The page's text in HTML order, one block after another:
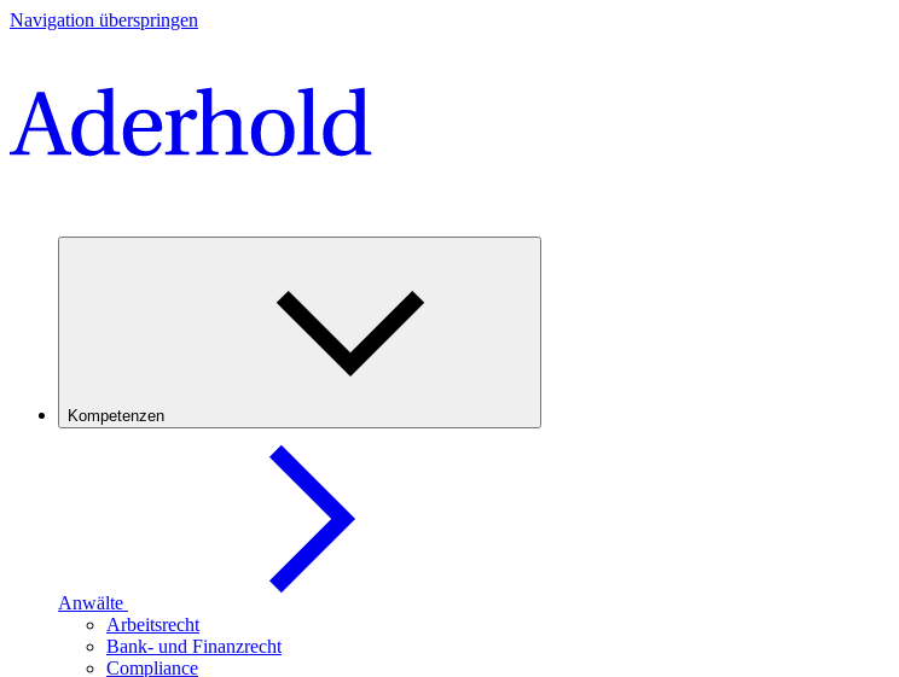
Navigation überspringen
Kompetenzen
Anwälte
Arbeitsrecht
Bank- und Finanzrecht
Compliance